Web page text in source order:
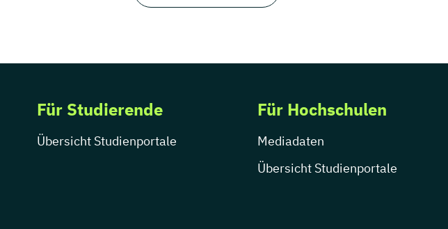
Für Studierende
Übersicht Studienportale
Für Hochschulen
Mediadaten
Übersicht Studienportale